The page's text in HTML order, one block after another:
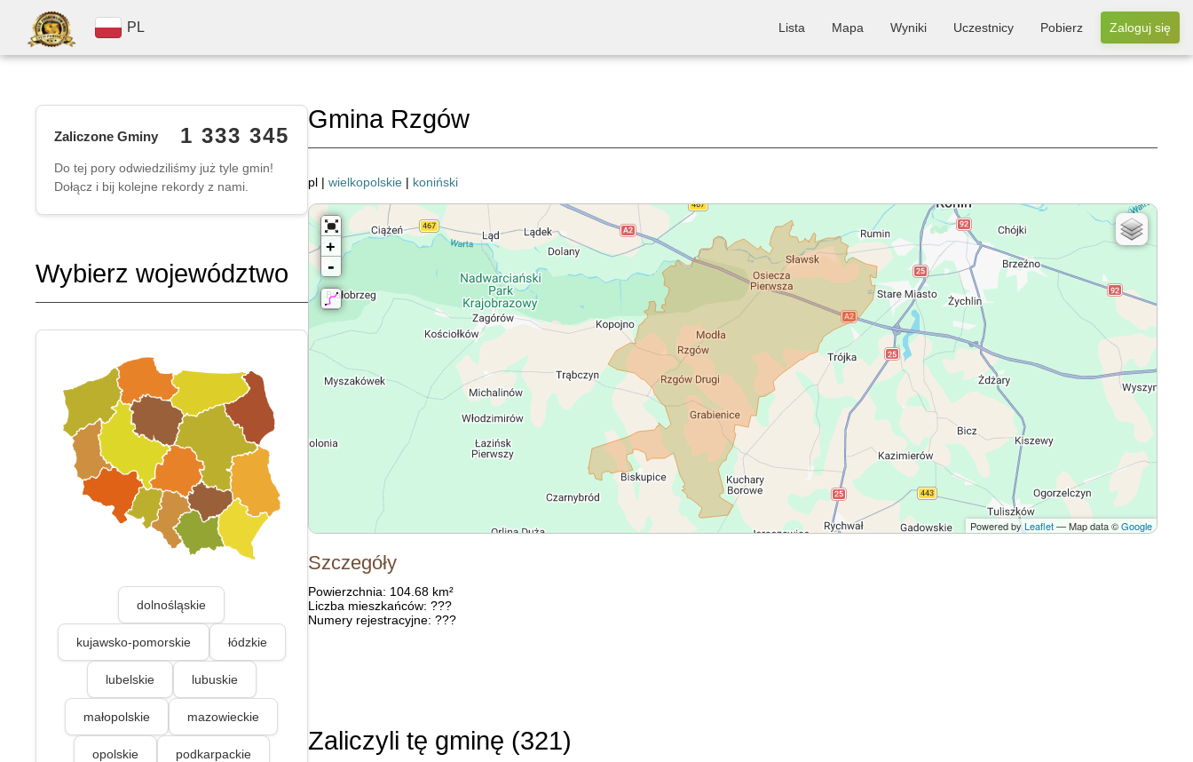
PL Lista Mapa Wyniki Uczestnicy Pobierz Zaloguj się
Zaliczone Gminy 1 333 345
Do tej pory odwiedziliśmy już tyle gmin!
Dołącz i bij kolejne rekordy z nami.
Wybierz województwo
dolnośląskie
kujawsko-pomorskie łódzkie
lubelskie lubuskie
małopolskie mazowieckie
opolskie podkarpackie
Gmina Rzgów
pl | wielkopolskie| koniński
+
-
Powered byLeaflet— Map data ©Google
Szczegóły
Powierzchnia: 104.68 km²
Liczba mieszkańców: ???
Numery rejestracyjne: ???
Zaliczyli tę gminę (321)